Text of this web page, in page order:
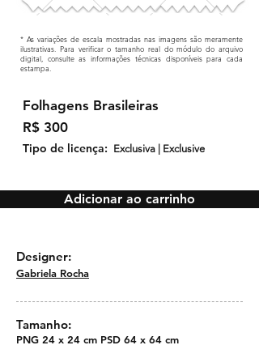
* As variações de escala mostradas nas imagens são meramente
ilustrativas. Para verificar o tamanho real do módulo do arquivo
digital, consulte as informações técnicas disponíveis para cada
estampa.
Folhagens Brasileiras
R$ 300
Tipo de licença: Exclusiva | Exclusive
Adicionar ao carrinho
Designer:
Gabriela Rocha
Tamanho:
PNG 24 x 24 cm PSD 64 x 64 cm